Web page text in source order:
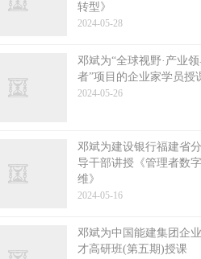
转型》
2024-05-28
邓斌为“全球视野·产业领
者”项目的企业家学员授
2024-05-26
邓斌为建设银行福建省
导干部讲授《管理者数
维》
2024-05-16
邓斌为中国能建集团企
才高研班(第五期)授课